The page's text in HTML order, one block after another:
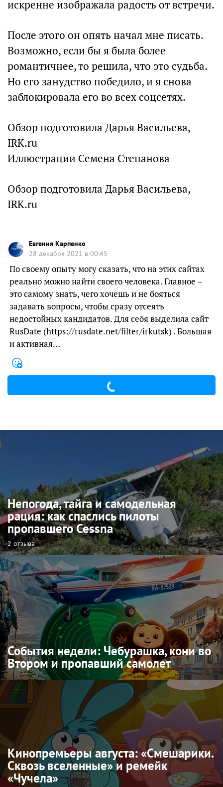
искренне изображала радость от встречи.
После этого он опять начал мне писать.
Возможно, если бы я была более
романтичнее, то решила, что это судьба.
Но его занудство победило, и я снова
заблокировала его во всех соцсетях.
Обзор подготовила Дарья Васильева,
IRK.ru
Иллюстрации Семена Степанова
Обзор подготовила Дарья Васильева,
IRK.ru
Евгения Карпенко
28 декабря 2021 в 00:45
По своему опыту могу сказать, что на этих сайтах
реально можно найти своего человека. Главное –
это самому знать, чего хочешь и не бояться
задавать вопросы, чтобы сразу отсеять
недостойных кандидатов. Для себя выделила сайт
RusDate (https://rusdate.net/filter/irkutsk) . Большая
и активная…
Непогода, тайга и самодельная
рация: как спаслись пилоты
пропавшего Cessna
2 отзыва
События недели: Чебурашка, кони во
Втором и пропавший самолет
Кинопремьеры августа: «Смешарики.
Сквозь вселенные» и ремейк
«Чучела»